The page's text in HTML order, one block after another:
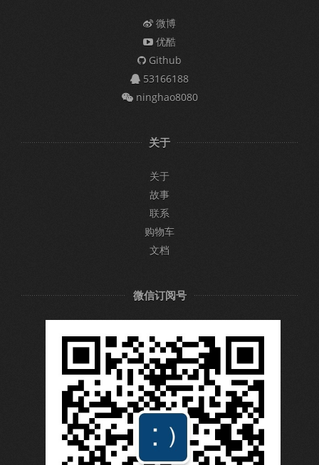
微博
优酷
Github
53166188
ninghao8080
关于
关于
故事
联系
购物车
文档
微信订阅号